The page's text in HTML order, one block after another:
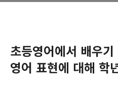
초등영어에서 배우
영어 표현에 대해 학